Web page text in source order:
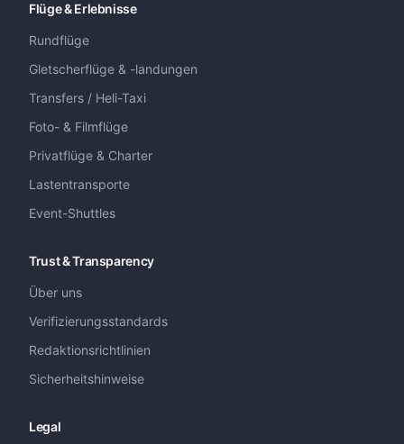
Flüge & Erlebnisse
Rundflüge
Gletscherflüge & -landungen
Transfers / Heli-Taxi
Foto- & Filmflüge
Privatflüge & Charter
Lastentransporte
Event-Shuttles
Trust & Transparency
Über uns
Verifizierungsstandards
Redaktionsrichtlinien
Sicherheitshinweise
Legal